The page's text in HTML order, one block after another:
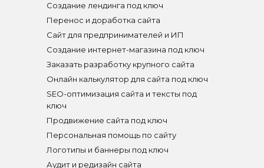
Создание лендинга под ключ
Перенос и доработка сайта
Сайт для предпринимателей и ИП
Создание интернет-магазина под ключ
Заказать разработку крупного сайта
Онлайн калькулятор для сайта под ключ
SEO-оптимизация сайта и тексты под
ключ
Продвижение сайта под ключ
Персональная помощь по сайту
Логотипы и баннеры под ключ
Аудит и редизайн сайта